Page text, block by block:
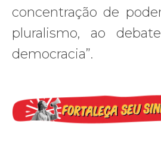
concentração de
pluralismo, ao
democracia”.